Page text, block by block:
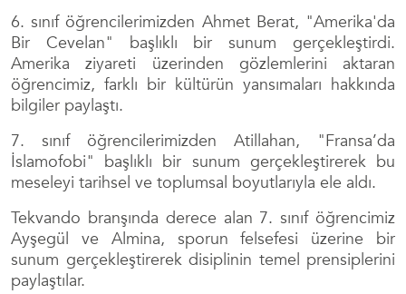
6. sınıf öğrencilerimizden Ahmet Berat, "Amerika'da
Bir Cevelan" başlıklı bir sunum gerçekleştirdi.
Amerika ziyareti üzerinden gözlemlerini aktaran
öğrencimiz, farklı bir kültürün yansımaları hakkında
bilgiler paylaştı.
7. sınıf öğrencilerimizden Atillahan, "Fransa’da
İslamofobi" başlıklı bir sunum gerçekleştirerek bu
meseleyi tarihsel ve toplumsal boyutlarıyla ele aldı.
Tekvando branşında derece alan 7. sınıf öğrencimiz
Ayşegül ve Almina, sporun felsefesi üzerine bir
sunum gerçekleştirerek disiplinin temel prensiplerini
paylaştılar.